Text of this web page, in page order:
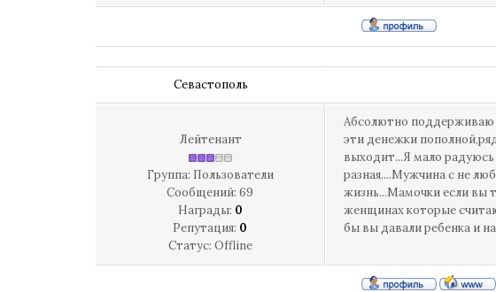
Севастополь
Лейтенант
Группа: Пользователи
Сообщений: 69
Награды: 0
Репутация: 0
Статус: Offline
Абсолютно поддерживаю
эти денежки
выходит...Я мало радуюсь
разная....Мужчина с не
жизнь...Мамочки если вы
женщинах которые
бы вы давали ребенка и